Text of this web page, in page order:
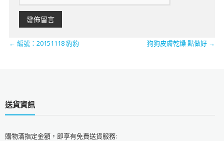
← 編號：20151118 豹豹 狗狗皮膚乾燥 點做好 →
送貨資訊
購物滿指定金額，即享有免費送貨服務: